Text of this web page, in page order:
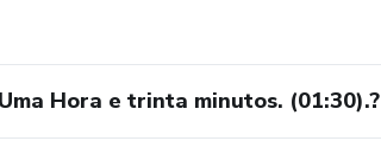
Hora e trinta minutos. (01:30).?